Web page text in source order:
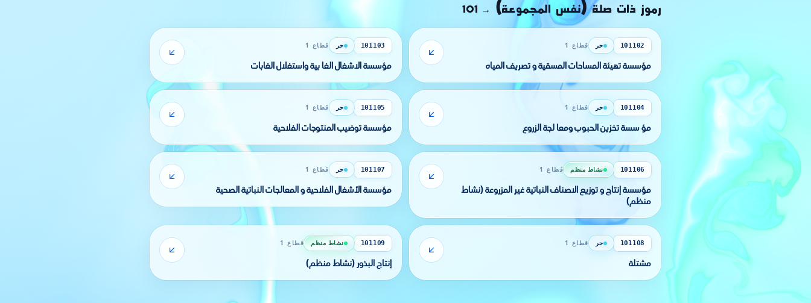
رموز ذات صلة (نفس المجموعة) →
101
101102 حر قطاع 1
مؤسسة تهيئة المساحات المسقية و تصريف المياه
101103 حر قطاع 1
مؤسسة الاشغال الغا بية واستغلال الغابات
101104 حر قطاع 1
مؤ سسة تخزين الحبوب ومعا لجة الزروع
101105 حر قطاع 1
مؤسسة توضيب المنتوجات الفلاحية
101106 نشاط منظم قطاع 1
مؤسسة إنتاج و توزيع الاصناف النباتية غير المزروعة (نشاط
منظم)
101107 حر قطاع 1
مؤسسة الأشغال الفلاحية و المعالجات النباتية الصحية
101108 حر قطاع 1
مشتلة
101109 نشاط منظم قطاع 1
إنتاج البذور (نشاط منظم)